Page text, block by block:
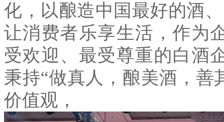
化，以酿造中国最好的酒
让消费者乐享生活，作为
受欢迎、最受尊重的白酒
秉持“做真人，酿美酒，善
价值观，